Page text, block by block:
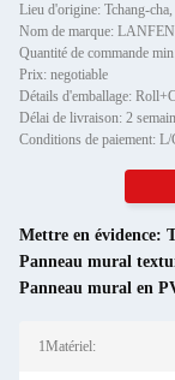
Lieu d'origine: Tchang-
Nom de marque:
Quantité de commande
Prix: negotiable
Détails d'emballage:
Délai de livraison: 2
Conditions de paiement:
Mettre en évidence:
Panneau mural
Panneau mural en
1Matériel: